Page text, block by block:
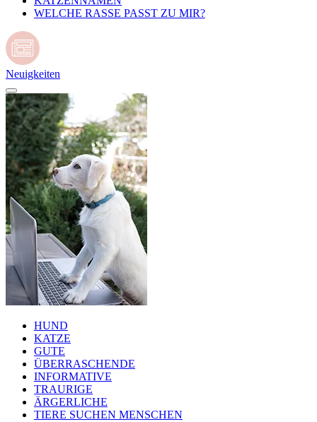
WELCHE RASSE PASST ZU MIR?
Neuigkeiten
HUND
KATZE
GUTE
ÜBERRASCHENDE
INFORMATIVE
TRAURIGE
ÄRGERLICHE
TIERE SUCHEN MENSCHEN